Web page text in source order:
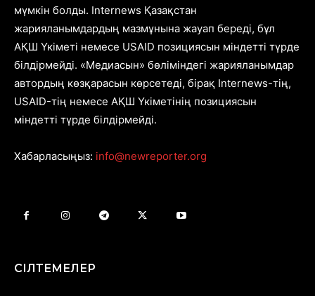
мүмкін болды. Internews Қазақстан
жарияланымдардың мазмұнына жауап береді, бұл
АҚШ Үкіметі немесе USAID позициясын міндетті түрде
білдірмейді. «Медиасын» бөліміндегі жарияланымдар
автордың көзқарасын көрсетеді, бірақ Internews-тің,
USAID-тің немесе АҚШ Үкіметінің позициясын
міндетті түрде білдірмейді.
Хабарласыңыз: info@newreporter.org
СІЛТЕМЕЛЕР